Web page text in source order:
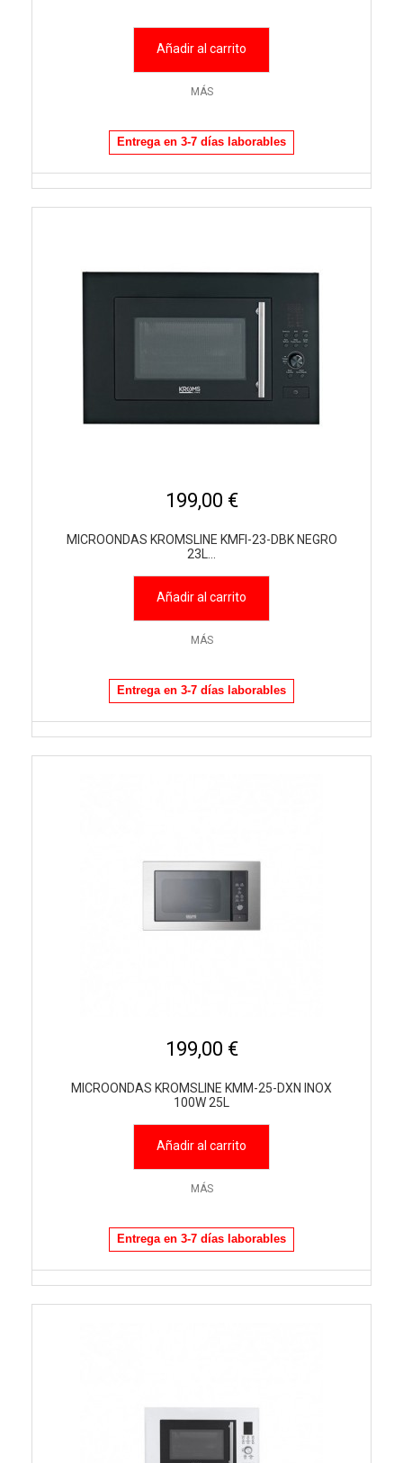
Añadir al carrito
MÁS
Entrega en 3-7 días laborables
199,00 €
MICROONDAS KROMSLINE KMFI-23-DBK NEGRO
23L...
Añadir al carrito
MÁS
Entrega en 3-7 días laborables
199,00 €
MICROONDAS KROMSLINE KMM-25-DXN INOX
100W 25L
Añadir al carrito
MÁS
Entrega en 3-7 días laborables